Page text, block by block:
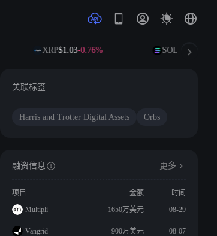
XRP$1.03-0.76% SOL$73.78
关联标签
Harris and Trotter Digital Assets Orbs
融资信息 更多
项目 金额
时间
Multipli
1650万美元 08-29
Vangrid 900万美元 08-07